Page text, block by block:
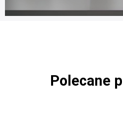
Polecane